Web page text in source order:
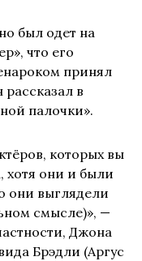
был одет на
что его
принял
в
палочки».
которых вы
хотя они и были
они выглядели
смысле)», —
Джона
Брэдли (Аргус